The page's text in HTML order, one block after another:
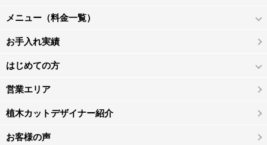
メニュー（料金一覧）
お手入れ実績
はじめての方
営業エリア
植木カットデザイナー紹介
お客様の声